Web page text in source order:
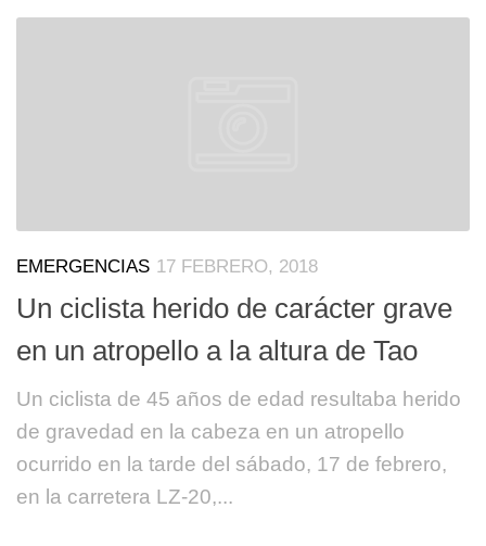
EMERGENCIAS 17 FEBRERO, 2018
Un ciclista herido de carácter grave
en un atropello a la altura de Tao
Un ciclista de 45 años de edad resultaba herido
de gravedad en la cabeza en un atropello
ocurrido en la tarde del sábado, 17 de febrero,
en la carretera LZ-20,...